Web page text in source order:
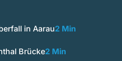
in Aarau2 Min
Brücke2 Min